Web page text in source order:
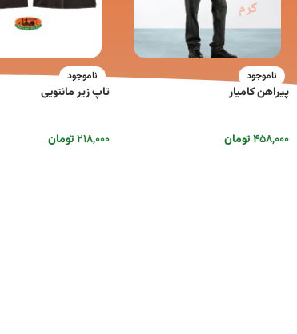
ناموجود
پیراهن کامیار
۴۵۸,۰۰۰تومان
ناموجود
تاپ زیر مانتویی
۲۱۸,۰۰۰تومان